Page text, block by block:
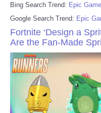
Bing Search Trend: Epic
Google Search Trend: Epic
Fortnite ‘Design a
Are the Fan-Made